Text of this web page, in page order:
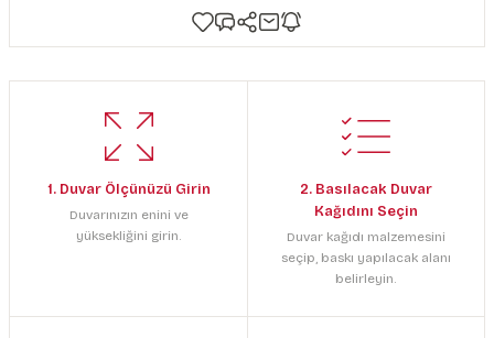
1. Duvar Ölçünüzü Girin
Duvarınızın enini ve
yüksekliğini girin.
2. Basılacak Duvar
Kağıdını Seçin
Duvar kağıdı malzemesini
seçip, baskı yapılacak alanı
belirleyin.